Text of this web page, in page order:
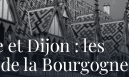
et Dijon : les
la Bourgogne